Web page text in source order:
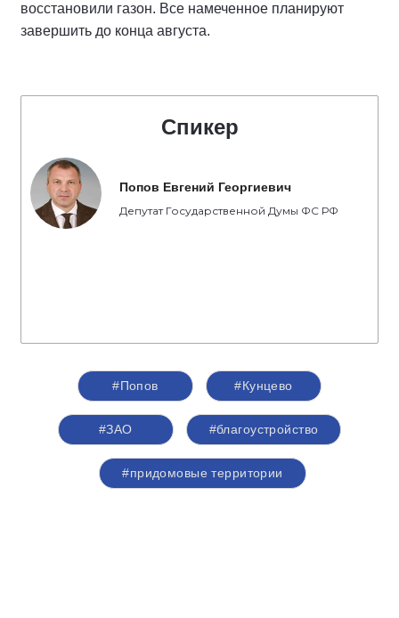
восстановили газон. Все намеченное планируют
завершить до конца августа.
Спикер
Попов Евгений Георгиевич
Депутат Государственной Думы ФС РФ
#Попов #Кунцево
#ЗАО #благоустройство
#придомовые территории